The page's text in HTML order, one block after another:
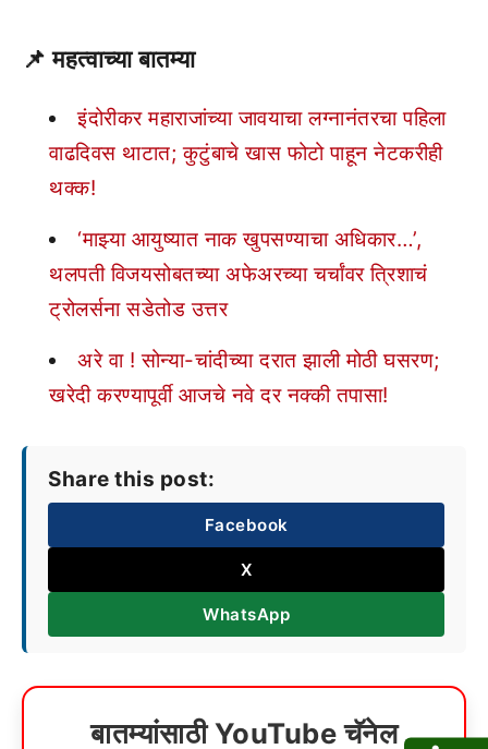
📌महत्वाच्या बातम्या
इंदोरीकर महाराजांच्या जावयाचा लग्नानंतरचा पहिला
वाढदिवस थाटात; कुटुंबाचे खास फोटो पाहून नेटकरीही
थक्क!
‘माझ्या आयुष्यात नाक खुपसण्याचा अधिकार…’,
थलपती विजयसोबतच्या अफेअरच्या चर्चांवर त्रिशाचं
ट्रोलर्सना सडेतोड उत्तर
अरे वा ! सोन्या-चांदीच्या दरात झाली मोठी घसरण;
खरेदी करण्यापूर्वी आजचे नवे दर नक्की तपासा!
Share this post:
Facebook
X
WhatsApp
बातम्यांसाठी YouTube चॅनेल